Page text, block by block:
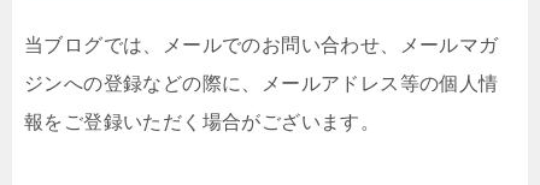
当ブログでは、メールでのお問い合わせ、メールマガ
ジンへの登録などの際に、メールアドレス等の個人情
報をご登録いただく場合がございます。